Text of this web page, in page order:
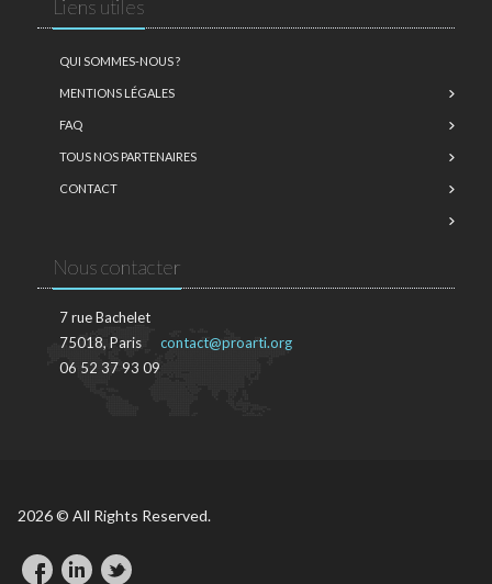
Liens utiles
QUI SOMMES-NOUS ?
MENTIONS LÉGALES
FAQ
TOUS NOS PARTENAIRES
CONTACT
Nous contacter
7 rue Bachelet
75018, Paris
06 52 37 93 09
contact@proarti.org
2026 © All Rights Reserved.